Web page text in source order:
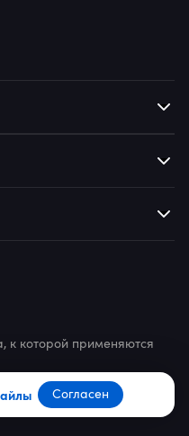
Согласен
которой применяются